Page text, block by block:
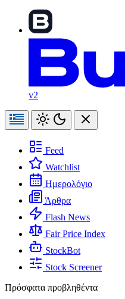
v2
Feed
Watchlist
Ημερολόγιο
Άρθρα
Flash News
Fair Price Index
StockBot
Stock Screener
Πρόσφατα προβληθέντα